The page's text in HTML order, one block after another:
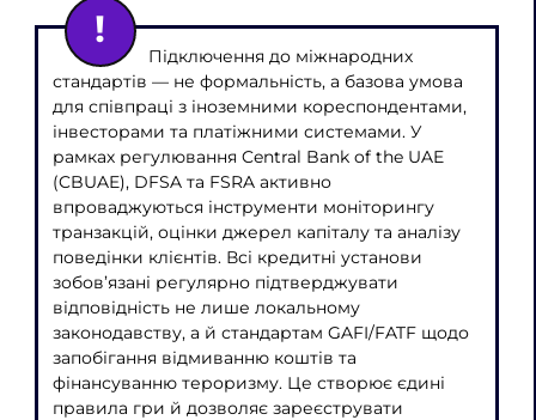
Підключення до міжнародних
стандартів — не формальність, а базова умова
для співпраці з іноземними кореспондентами,
інвесторами та платіжними системами. У
рамках регулювання Central Bank of the UAE
(CBUAE), DFSA та FSRA активно
впроваджуються інструменти моніторингу
транзакцій, оцінки джерел капіталу та аналізу
поведінки клієнтів. Всі кредитні установи
зобов’язані регулярно підтверджувати
відповідність не лише локальному
законодавству, а й стандартам GAFI/FATF щодо
запобігання відмиванню коштів та
фінансуванню тероризму. Це створює єдині
правила гри й дозволяє зареєструвати